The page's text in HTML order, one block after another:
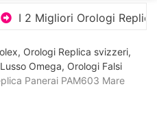
Orologi Replica Di Lusso
Orologi Replica svizzeri,
Omega, Orologi Falsi
Panerai PAM603 Mare